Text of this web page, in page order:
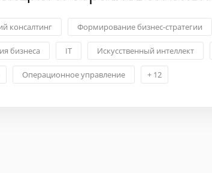
консалтинг Формирование бизнес-стратегии
бизнеса IT Искусственный интеллект
Операционное управление + 12